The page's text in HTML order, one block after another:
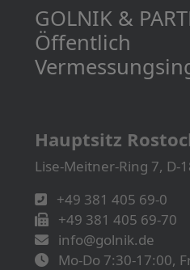
GOLNIK &
Hauptsitz
Lise-Meitner-Ring 7, D-
+49 381 405 69-0
+49 381 405 69-70
info@golnik.de
Mo-Do 7:30-17:00,